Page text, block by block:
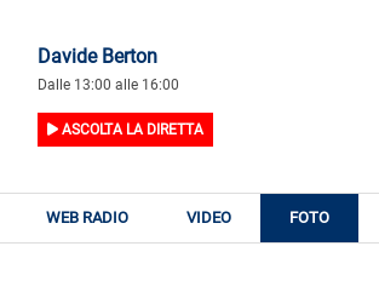
Davide Berton
Dalle 13:00 alle 16:00
ASCOLTA LA DIRETTA
WEB RADIO VIDEO FOTO